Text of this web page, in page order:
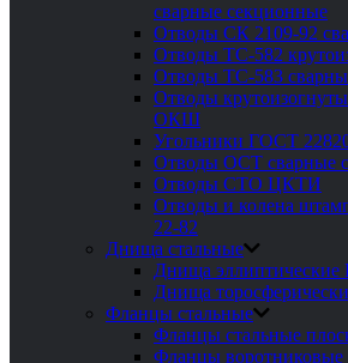
сварные секционные
Отводы СК 2109-92
Отводы ТС-582
Отводы ТС-583
Отводы
ОКШ
Угольники ГОСТ
Отводы ОСТ сварные
Отводы СТО ЦКТИ
Отводы и колена
22-82
Днища стальные
Днища
Днища
Фланцы стальные
Фланцы стальные
Фланцы